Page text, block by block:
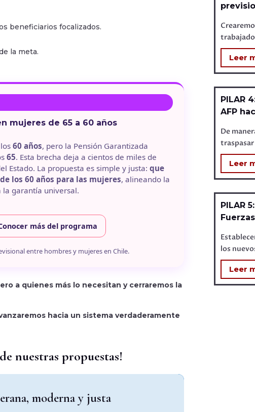
beneficiarios focalizados.
la meta.
mujeres de 65 a 60 años
los60 años, pero la Pensión Garantizada
65. Esta brecha deja a cientos de miles de
Estado. La propuesta es simple y justa:que
los 60 años para las mujeres, alineando la
la garantía universal.
más del programa
entre hombres y mujeres en Chile.
a quienes más lo necesitan y cerraremos la
hacia un sistema verdaderamente
nuestras propuestas!
moderna y justa
Leer
PILAR
AFP
De
Leer
PILAR
los
Leer